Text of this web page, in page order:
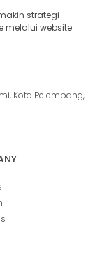
strategi
melalui website
Kota Pelembang,